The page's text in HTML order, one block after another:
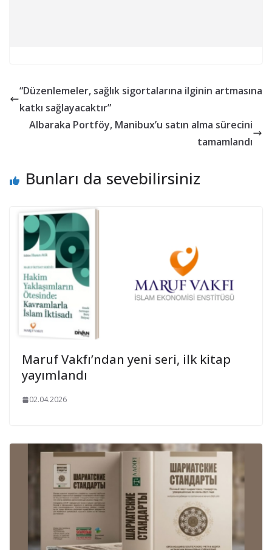
“Düzenlemeler, sağlık sigortalarına ilginin artmasına
katkı sağlayacaktır”
Albaraka Portföy, Manibux’u satın alma sürecini
tamamlandı
Bunları da sevebilirsiniz
Maruf Vakfı’ndan yeni seri, ilk kitap
yayımlandı
02.04.2026